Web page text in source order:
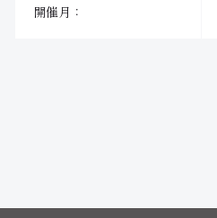
開催月：